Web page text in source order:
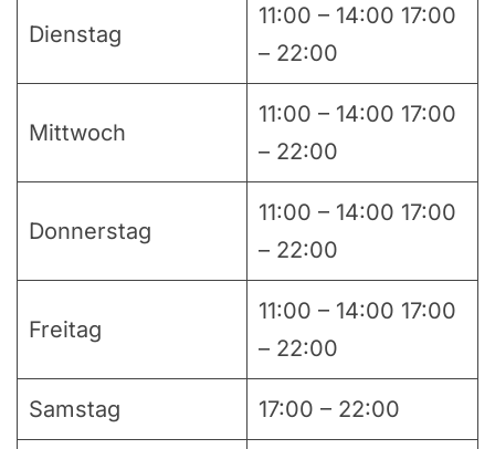
Dienstag
11:00 – 14:00 17:00
– 22:00
Mittwoch
11:00 – 14:00 17:00
– 22:00
Donnerstag
11:00 – 14:00 17:00
– 22:00
Freitag
11:00 – 14:00 17:00
– 22:00
Samstag 17:00 – 22:00